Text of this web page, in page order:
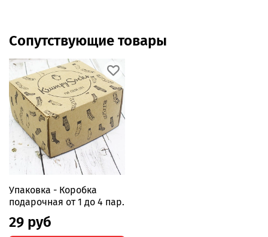
Сопутствующие товары
Упаковка - Коробка
подарочная от 1 до 4 пар.
29 руб